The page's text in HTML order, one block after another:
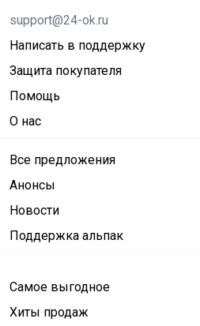
support@24-ok.ru
Написать в поддержку
Защита покупателя
Помощь
О нас
Все предложения
Анонсы
Новости
Поддержка альпак
Самое выгодное
Хиты продаж